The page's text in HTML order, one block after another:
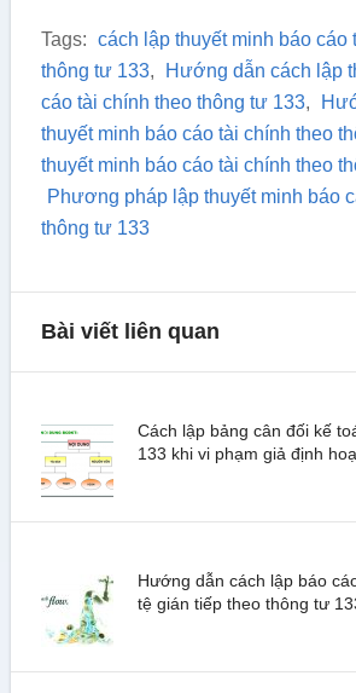
Tags: cách lập thuyết minh báo cáo
thông tư 133,
Hướng dẫn cách lập
cáo tài chính theo thông tư 133,
thuyết minh báo cáo tài chính theo
thuyết minh báo cáo tài chính theo
Phương pháp lập thuyết minh báo
thông tư 133
Bài viết liên quan
Cách lập bảng cân đối kế
133 khi vi phạm giả định
Hướng dẫn cách lập báo
tệ gián tiếp theo thông tư